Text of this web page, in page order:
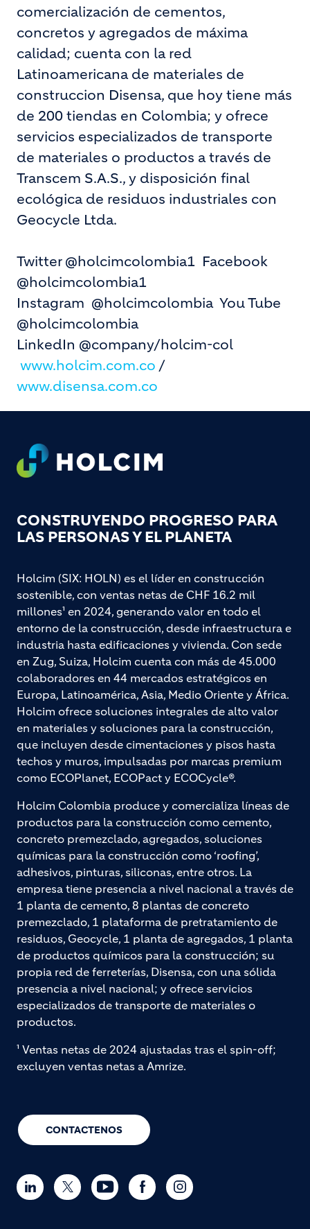
comercialización de cementos,
concretos y agregados de máxima
calidad; cuenta con la red
Latinoamericana de materiales de
construccion Disensa, que hoy tiene más
de 200 tiendas en Colombia; y ofrece
servicios especializados de transporte
de materiales o productos a través de
Transcem S.A.S., y disposición final
ecológica de residuos industriales con
Geocycle Ltda.
Twitter @holcimcolombia1 Facebook
@holcimcolombia1
Instagram @holcimcolombia You Tube
@holcimcolombia
LinkedIn @company/holcim-col
www.holcim.com.co /
www.disensa.com.co
Footer
CONSTRUYENDO PROGRESO PARA
LAS PERSONAS Y EL PLANETA
CONTACTENOS
Holcim (SIX: HOLN) es el líder en construcción
sostenible, con ventas netas de CHF 16.2 mil
millones¹ en 2024, generando valor en todo el
entorno de la construcción, desde infraestructura e
industria hasta edificaciones y vivienda. Con sede
en Zug, Suiza, Holcim cuenta con más de 45.000
colaboradores en 44 mercados estratégicos en
Europa, Latinoamérica, Asia, Medio Oriente y África.
Holcim ofrece soluciones integrales de alto valor
en materiales y soluciones para la construcción,
que incluyen desde cimentaciones y pisos hasta
techos y muros, impulsadas por marcas premium
como ECOPlanet, ECOPact y ECOCycle®.
Holcim Colombia produce y comercializa líneas de
productos para la construcción como cemento,
concreto premezclado, agregados, soluciones
químicas para la construcción como ‘roofing’,
adhesivos, pinturas, siliconas, entre otros. La
empresa tiene presencia a nivel nacional a través de
1 planta de cemento, 8 plantas de concreto
premezclado, 1 plataforma de pretratamiento de
residuos, Geocycle, 1 planta de agregados, 1 planta
de productos químicos para la construcción; su
propia red de ferreterías, Disensa, con una sólida
presencia a nivel nacional; y ofrece servicios
especializados de transporte de materiales o
productos.
¹ Ventas netas de 2024 ajustadas tras el spin-off;
excluyen ventas netas a Amrize.